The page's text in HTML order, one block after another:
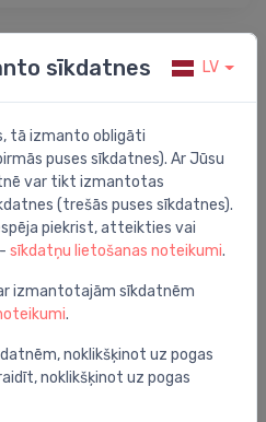
black chrome
arī interesēt
sīkdatnes LV
tā izmanto obligāti
puses sīkdatnes). Ar Jūsu
var tikt izmantotas
(trešās puses sīkdatnes).
piekrist, atteikties vai
sīkdatņu lietošanas noteikumi.
izmantotajām sīkdatnēm
.
noklikšķinot uz pogas
noklikšķinot uz pogas